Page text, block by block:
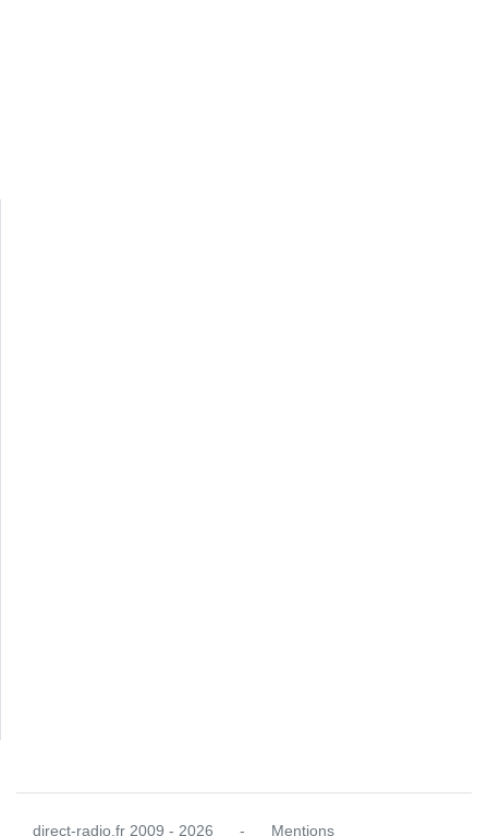
direct-radio.fr 2009 - 2026 - Mentions